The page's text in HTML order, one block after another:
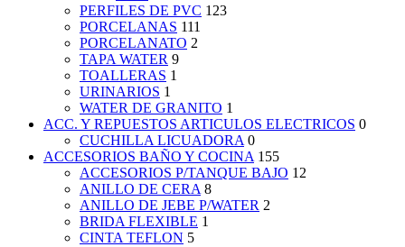
PERFILES DE PVC 123
PORCELANAS 111
PORCELANATO 2
TAPA WATER 9
TOALLERAS 1
URINARIOS 1
WATER DE GRANITO 1
ACC. Y REPUESTOS ARTICULOS ELECTRICOS 0
CUCHILLA LICUADORA 0
ACCESORIOS BAÑO Y COCINA 155
ACCESORIOS P/TANQUE BAJO 12
ANILLO DE CERA 8
ANILLO DE JEBE P/WATER 2
BRIDA FLEXIBLE 1
CINTA TEFLON 5